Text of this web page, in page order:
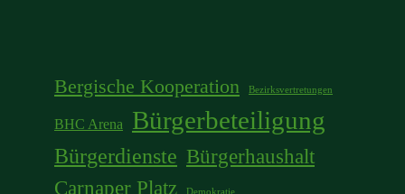
Bergische Kooperation Bezirksvertretungen
BHC Arena Bürgerbeteiligung
Bürgerdienste Bürgerhaushalt
Carnaper Platz
Demokratie